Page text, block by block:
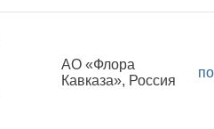
АО «Флора
Кавказа», Россия